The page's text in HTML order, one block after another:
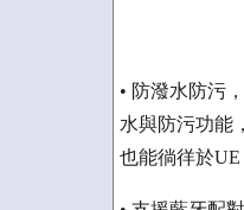
• 防潑水防污
水與防污功能
也能徜徉於UE